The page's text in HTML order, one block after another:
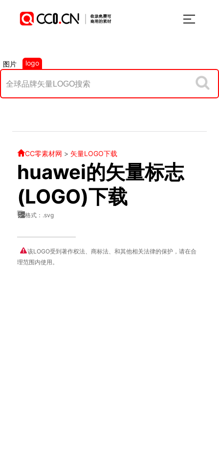
图片 logo
CC零素材网 > 矢量LOGO下载
huawei的矢量标志
(LOGO)下载
格式：.svg
该LOGO受到著作权法、商标法、和其他相关法律的保护，请在合
理范围内使用。